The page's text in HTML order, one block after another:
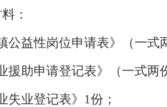
：
公益性岗位申请表》（一式
援助申请登记表》（一式两
业登记表》1份；